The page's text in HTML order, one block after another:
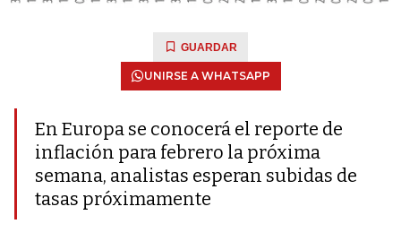
GUARDAR
UNIRSE A WHATSAPP
En Europa se conocerá el reporte de
inflación para febrero la próxima
semana, analistas esperan subidas de
tasas próximamente